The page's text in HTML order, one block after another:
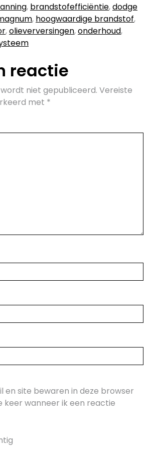
, brandstofefficiëntie,dodge
, hoogwaardige brandstof,
,olieverversingen,onderhoud,
reactie
niet gepubliceerd. Vereiste
met *
en site bewaren in deze browser
keer wanneer ik een reactie